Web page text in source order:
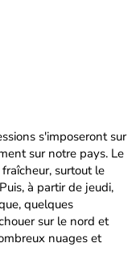
s'imposeront sur
sur notre pays. Le
surtout le
à partir de jeudi,
quelques
sur le nord et
nuages et